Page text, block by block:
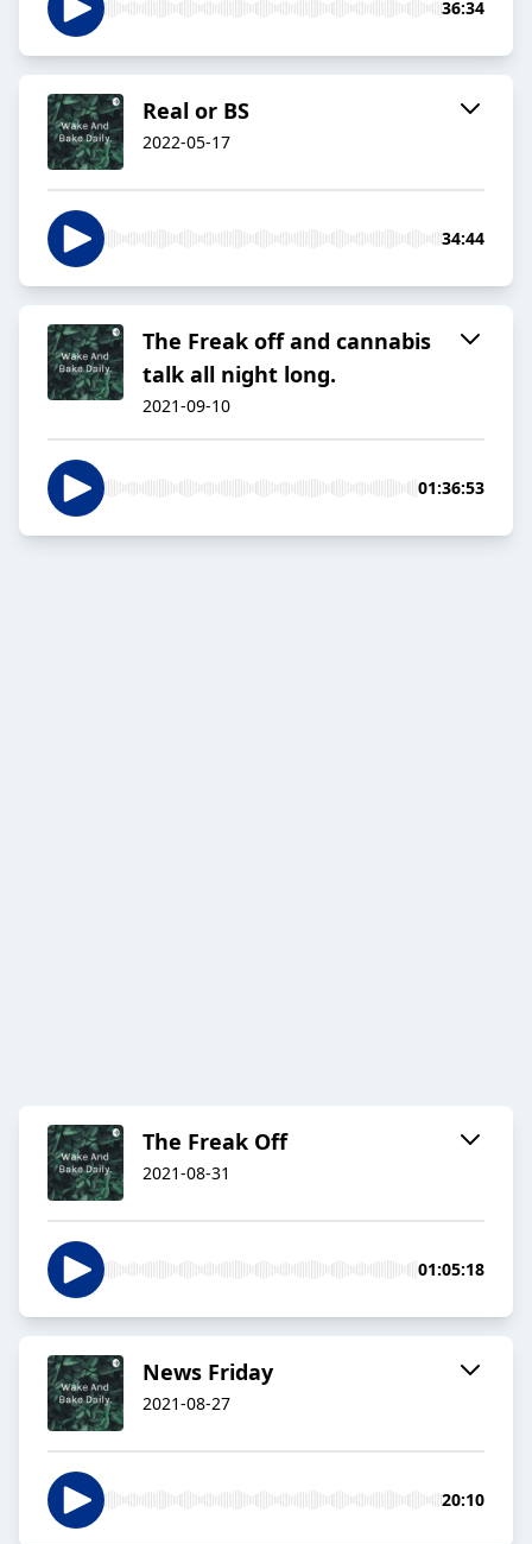
36:34
Real or BS
2022-05-17
34:44
The Freak off and cannabis
talk all night long.
2021-09-10
01:36:53
The Freak Off
2021-08-31
01:05:18
News Friday
2021-08-27
20:10